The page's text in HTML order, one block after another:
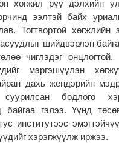
хөгжил рүү дэлхийн
ээлтэй байх
Тогтвортой хөгжлийн
шийдвэрлэн
чиглэдэг
мэргэшүүлэн
дахь жендэрийн
суурилсан бодлого
байгаа гэлээ. Үүнд
институтээс
хэрэгжүүлж иржээ.